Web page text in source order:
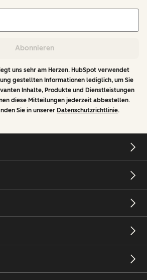
Abonnieren
uns sehr am Herzen. HubSpot verwendet
gestellten Informationen lediglich, um Sie
Inhalte, Produkte und Dienstleistungen
diese Mitteilungen jederzeit abbestellen.
Sie in unserer Datenschutzrichtlinie.